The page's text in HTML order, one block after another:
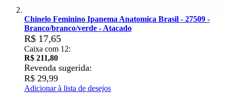
Chinelo Feminino Ipanema Anatomica Brasil - 27509 -
Branco/branco/verde - Atacado
R$ 17,65
Caixa com 12:
R$ 211,80
Revenda sugerida:
R$ 29,99
Adicionar à lista de desejos